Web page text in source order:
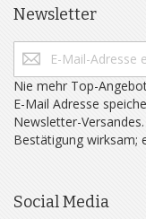
Newsletter
Nie mehr Top-
E-Mail Adresse
Newsletter-
Bestätigung wirksam;
Social Media